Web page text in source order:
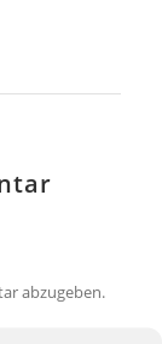
abzugeben.